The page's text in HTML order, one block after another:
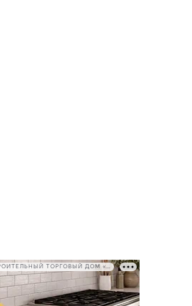
РЕКЛАМА • ООО СТРОИТЕЛЬНЫЙ ТОРГОВЫЙ ДОМ «ПЕТРОВИЧ», ИНН 7802348846